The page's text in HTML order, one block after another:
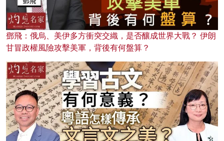
鄧飛：俄烏、美伊多方衝突交織，是否釀成世界大戰？ 伊朗
甘冒政權風險攻擊美軍，背後有何盤算？